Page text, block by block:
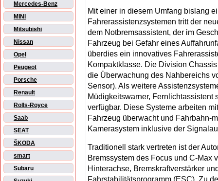
Mercedes-Benz
MINI
Mitsubishi
Nissan
Opel
Peugeot
Porsche
Renault
Rolls-Royce
Saab
SEAT
ŠKODA
smart
Subaru
Mit einer in diesem Umfang bislang
Fahrerassistenzsystemen tritt der
dem Notbremsassistent, der im
Fahrzeug bei Gefahr eines
überdies ein innovatives
Kompaktklasse. Die Division
die Überwachung des Nahbereichs
Sensor). Als weitere
Müdigkeitswarner,
verfügbar. Diese Systeme arbeiten
Fahrzeug überwacht und Fahrbahn-
Kamerasystem inklusive der
Traditionell stark vertreten ist der
Bremssystem des Focus und C-Max
Hinterachse, Bremskraftverstärker